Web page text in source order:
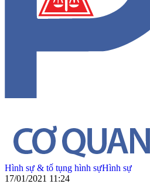
Hình sự & tố tụng hình sựHình sự
17/01/2021 11:24